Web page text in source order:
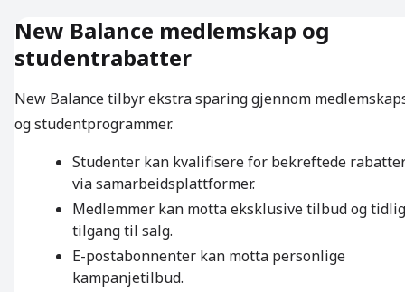
New Balance medlemskap og
studentrabatter
New Balance tilbyr ekstra sparing gjennom
og studentprogrammer.
Studenter kan kvalifisere for bekreftede
via samarbeidsplattformer.
Medlemmer kan motta eksklusive tilbud og tidlig
tilgang til salg.
E-postabonnenter kan motta personlige
kampanjetilbud.